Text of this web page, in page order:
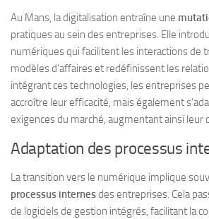
Au Mans, la digitalisation entraîne une
pratiques au sein des entreprises. Elle
numériques qui facilitent les interactions de
modèles d’affaires et redéfinissent les
intégrant ces technologies, les entreprises
accroître leur efficacité, mais également
exigences du marché, augmentant ainsi leur
Adaptation des processus
La transition vers le numérique implique
processus internesdes entreprises. Cela
de logiciels de gestion intégrés, facilitant la